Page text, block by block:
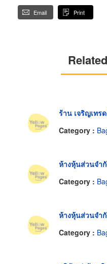
Email Print
ร้าน เจริญเทร
Category :
ห้างหุ้นส่วนจำ
Category :
ห้างหุ้นส่วนจำ
Category :